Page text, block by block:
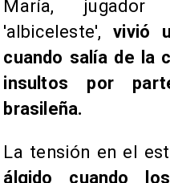
María,
'albiceleste',vivió
cuando salía de la
insultos por
brasileña.
La tensión en el
álgido cuando